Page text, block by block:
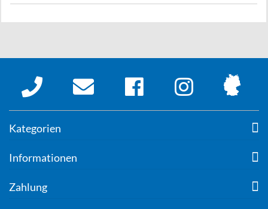
Kategorien
Informationen
Zahlung